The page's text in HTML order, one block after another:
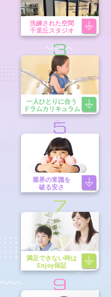
洗練された空間
千里丘スタジオ
3
一人ひとりに合う
ドラムカリキュラム
5
業界の常識を
破る安さ
7
満足できない時は
Enjoy保証
9